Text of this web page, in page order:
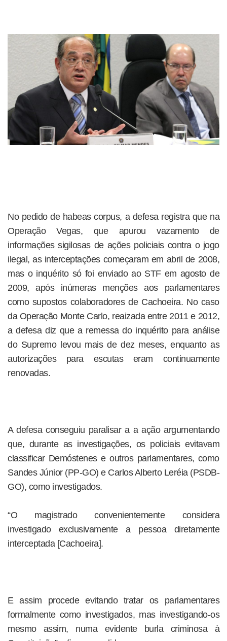
No pedido de habeas corpus, a defesa registra que na
Operação Vegas, que apurou vazamento de
informações sigilosas de ações policiais contra o jogo
ilegal, as interceptações começaram em abril de 2008,
mas o inquérito só foi enviado ao STF em agosto de
2009, após inúmeras menções aos parlamentares
como supostos colaboradores de Cachoeira. No caso
da Operação Monte Carlo, reaizada entre 2011 e 2012,
a defesa diz que a remessa do inquérito para análise
do Supremo levou mais de dez meses, enquanto as
autorizações para escutas eram continuamente
renovadas.
A defesa conseguiu paralisar a a ação argumentando
que, durante as investigações, os policiais evitavam
classificar Demóstenes e outros parlamentares, como
Sandes Júnior (PP-GO) e Carlos Alberto Leréia (PSDB-
GO), como investigados.
“O magistrado convenientemente considera
investigado exclusivamente a pessoa diretamente
interceptada [Cachoeira].
E assim procede evitando tratar os parlamentares
formalmente como investigados, mas investigando-os
mesmo assim, numa evidente burla criminosa à